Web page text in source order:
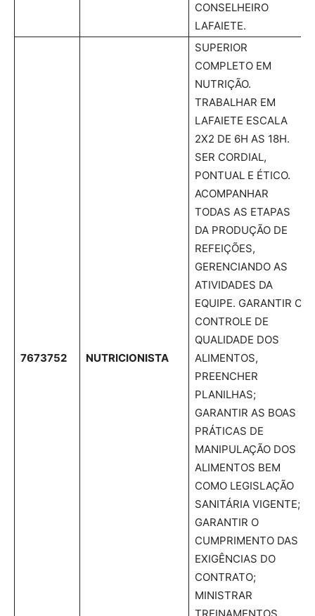
CONSELHEIRO
LAFAIETE.
7673752 NUTRICIONISTA
SUPERIOR
COMPLETO EM
NUTRIÇÃO.
TRABALHAR EM
LAFAIETE ESCALA
2X2 DE 6H AS 18H.
SER CORDIAL,
PONTUAL E ÉTICO.
ACOMPANHAR
TODAS AS ETAPAS
DA PRODUÇÃO DE
REFEIÇÕES,
GERENCIANDO AS
ATIVIDADES DA
EQUIPE. GARANTIR O
CONTROLE DE
QUALIDADE DOS
ALIMENTOS,
PREENCHER
PLANILHAS;
GARANTIR AS BOAS
PRÁTICAS DE
MANIPULAÇÃO DOS
ALIMENTOS BEM
COMO LEGISLAÇÃO
SANITÁRIA VIGENTE;
GARANTIR O
CUMPRIMENTO DAS
EXIGÊNCIAS DO
CONTRATO;
MINISTRAR